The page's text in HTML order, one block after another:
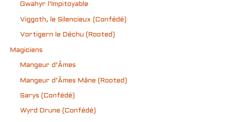
Gwahyr l’Impitoyable
Viggoth, le Silencieux (Confédé)
Vortigern le Déchu (Rooted)
Magiciens
Mangeur d’Âmes
Mangeur d’Âmes Mâne (Rooted)
Sarys (Confédé)
Wyrd Drune (Confédé)